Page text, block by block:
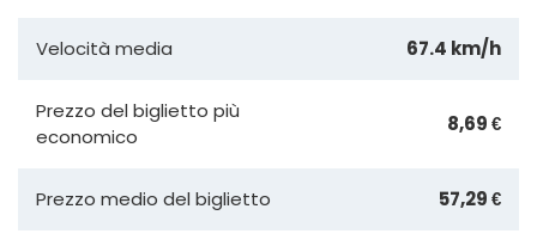
Velocità media 67.4 km/h
Prezzo del biglietto più
economico
8,69 €
Prezzo medio del biglietto 57,29 €